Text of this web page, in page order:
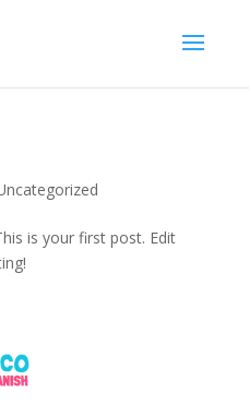
is your first post. Edit